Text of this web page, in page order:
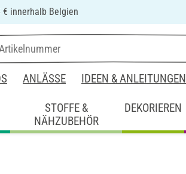
innerhalb Belgien
ANLÄSSE IDEEN & ANLEITUNGEN
STOFFE &
NÄHZUBEHÖR
DEKORIEREN